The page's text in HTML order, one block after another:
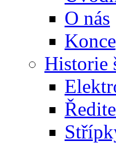
O nás
Historie